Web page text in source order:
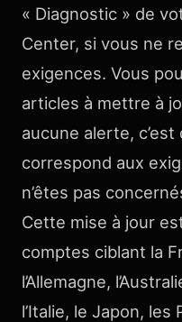
« Diagnostic » de
Center, si vous ne
exigences. Vous
articles à mettre à
aucune alerte,
correspond aux
n’êtes pas
Cette mise à jour
comptes ciblant la
l’Allemagne,
l’Italie, le Japon, les